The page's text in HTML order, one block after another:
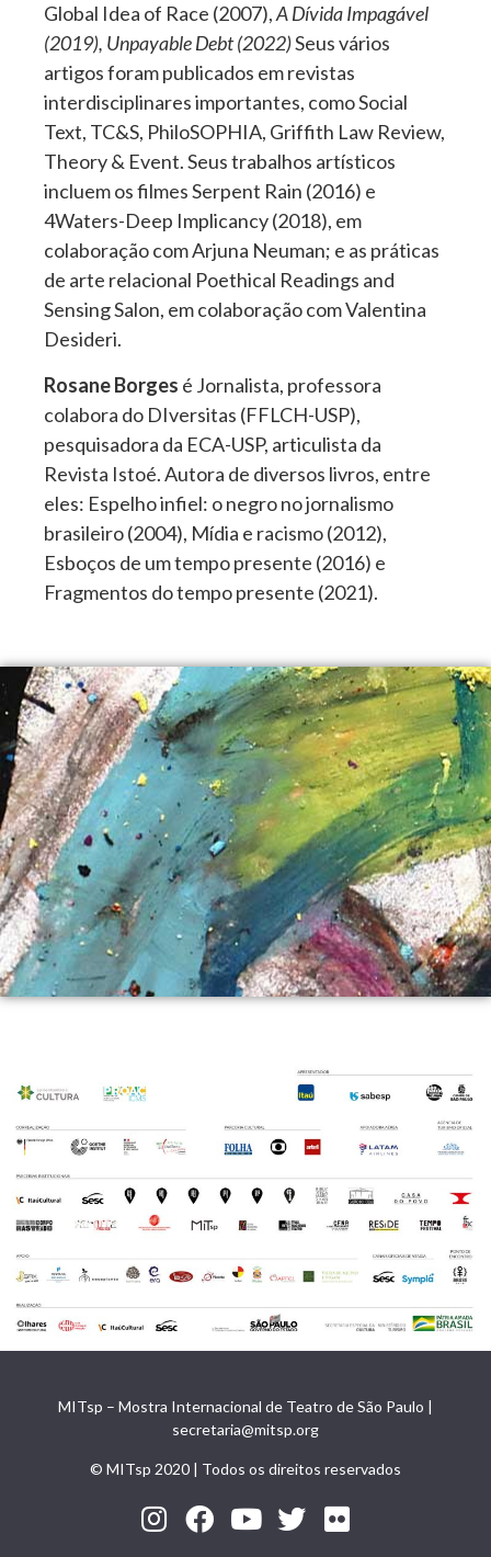
Global Idea of Race (2007),A Dívida Impagável
(2019), Unpayable Debt (2022)Seus vários
artigos foram publicados em revistas
interdisciplinares importantes, como Social
Text, TC&S, PhiloSOPHIA, Griffith Law Review,
Theory & Event. Seus trabalhos artísticos
incluem os filmes Serpent Rain (2016) e
4Waters-Deep Implicancy (2018), em
colaboração com Arjuna Neuman; e as práticas
de arte relacional Poethical Readings and
Sensing Salon, em colaboração com Valentina
Desideri.
Rosane Borges é Jornalista, professora
colabora do DIversitas (FFLCH-USP),
pesquisadora da ECA-USP, articulista da
Revista Istoé. Autora de diversos livros, entre
eles: Espelho infiel: o negro no jornalismo
brasileiro (2004), Mídia e racismo (2012),
Esboços de um tempo presente (2016) e
Fragmentos do tempo presente (2021).
MITsp – Mostra Internacional de Teatro de São Paulo |
secretaria@mitsp.org
© MITsp 2020 | Todos os direitos reservados